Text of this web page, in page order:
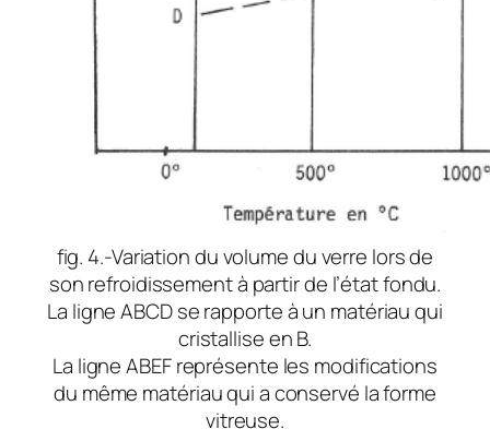
fig. 4.-Variation du volume du verre lors de
son refroidissement à partir de l’état fondu.
La ligne ABCD se rapporte à un matériau qui
cristallise en B.
La ligne ABEF représente les modifications
du même matériau qui a conservé la forme
vitreuse.